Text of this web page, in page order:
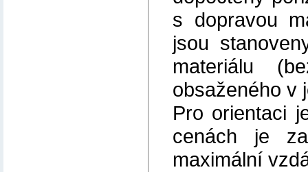
s dopravou
jsou
materiálu
obsaženého v
Pro orientaci
cenách je
maximální